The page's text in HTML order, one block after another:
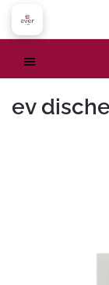
ev